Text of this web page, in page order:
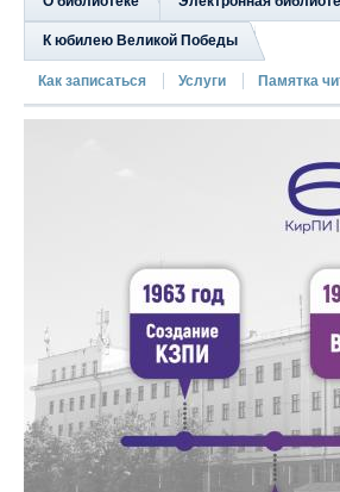
К юбилею Великой Победы
Как записаться Услуги Памятка